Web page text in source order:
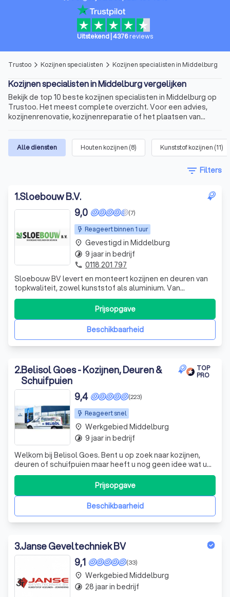
Uitstekend 4376reviews
Trustoo arrow_forward_ios Kozijnen specialisten arrow_forward_ios Kozijnen specialisten in Middelburg
Kozijnen specialisten in Middelburg vergelijken
Bekijk de top 10 beste kozijnen specialisten in Middelburg op
Trustoo. Het meest complete overzicht. Voor een advies,
kozijnenrenovatie, kozijnenreparatie of het plaatsen van
Alle diensten Houten kozijnen (8) Kunststof kozijnen (11)
filter_list Filters
1.Sloebouw B.V.
Reageert binnen 1 uur
(7)
9,0
Sloebouw BV levert en monteert kozijnen en deuren van
topkwaliteit, zowel kunststof als aluminium. Van
eenvoudig van opzet, tot projectmatige oplossingen die
veel vakkennis en ervaring nodig hebben.
Beschikbaarheid
Prijsopgave
place Gevestigd in Middelburg
timelapse 9 jaar in bedrijf
phone 0118 201 797
2.Belisol Goes - Kozijnen, Deuren &
Schuifpuien
TOP
PRO
Reageert snel
(223)
9,4
Welkom bij Belisol Goes. Bent u op zoek naar kozijnen,
deuren of schuifpuien maar heeft u nog geen idee wat u
graag zou willen? Dan bent u bij Belisol Goes op de juiste
plek. Ons team van ervaren adviseurs staan klaar om u te
begeleiden in de zoektocht naar nieuwe kozijnen of
deuren. Het heeft onzeBeschikbaarheid
Prijsopgave
place Werkgebied Middelburg
timelapse 9 jaar in bedrijf
3.Janse Geveltechniek BV
(33)
9,1
place Werkgebied Middelburg
timelapse 28 jaar in bedrijf